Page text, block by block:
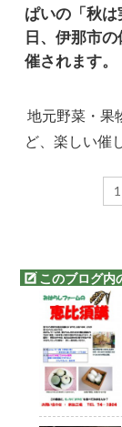
ぱいの「秋
日、伊那市
催されます。
地元野菜・果
ど、楽しい催
1
このブログ内